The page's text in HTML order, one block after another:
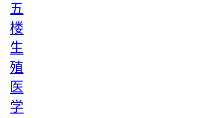
五
楼
生
殖
医
学